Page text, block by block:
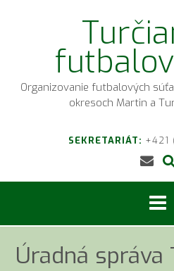
Organizovanie futbalových
okresoch Martin a
SEKRETARIÁT: +421
Úradná správa